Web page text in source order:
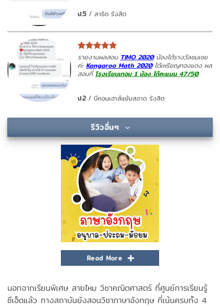
ป.5 / สาธิต รังสิต
รายงานผลสอบ TIMO 2020น้องได้รางวัลชมเชย
ค่ะ Kangaroo Math 2020ได้เหรียญทองแดง ผล
สอบที่โรงเรียนเทอม 1 น้อง ได้คะแนน 47/50
ป.2 / บีคอนเฮาส์แย้มสอาด รังสิต
รีวิวอื่นๆ
นอกจากเรียนพิเศษ สายไหม วิชาคณิตศาสตร์ ที่ศูนย์การเรียนรู้
ซีเอ็ดแล้ว ทางสถาบันยังสอนวิชาภาษาอังกฤษ ที่เน้นครบทั้ง 4
Read More